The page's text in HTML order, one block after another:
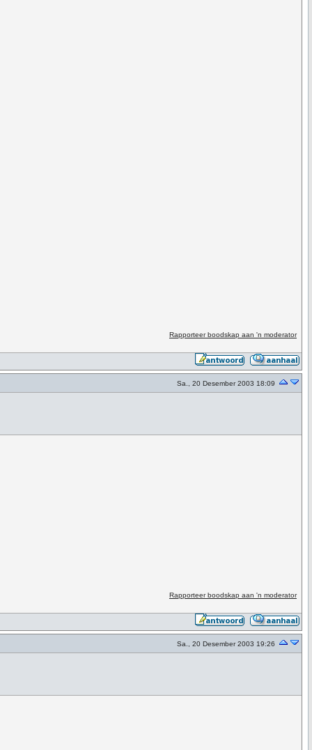
Rapporteer boodskap aan 'n moderator
Sa., 20 Desember 2003 18:09
Rapporteer boodskap aan 'n moderator
Sa., 20 Desember 2003 19:26